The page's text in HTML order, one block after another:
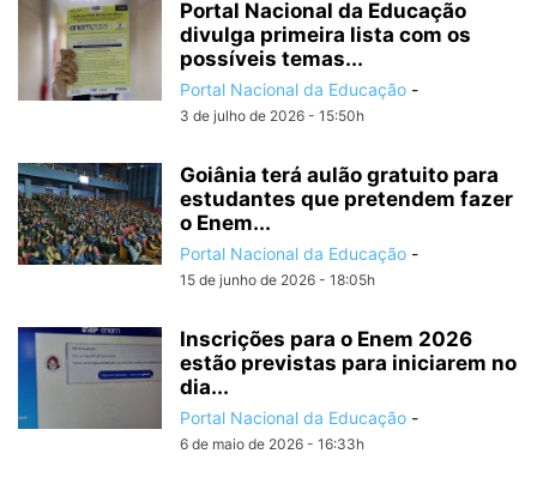
Portal Nacional da Educação
divulga primeira lista com os
possíveis temas...
Portal Nacional da Educação -
3 de julho de 2026 - 15:50h
Goiânia terá aulão gratuito para
estudantes que pretendem fazer
o Enem...
Portal Nacional da Educação -
15 de junho de 2026 - 18:05h
Inscrições para o Enem 2026
estão previstas para iniciarem no
dia...
Portal Nacional da Educação -
6 de maio de 2026 - 16:33h